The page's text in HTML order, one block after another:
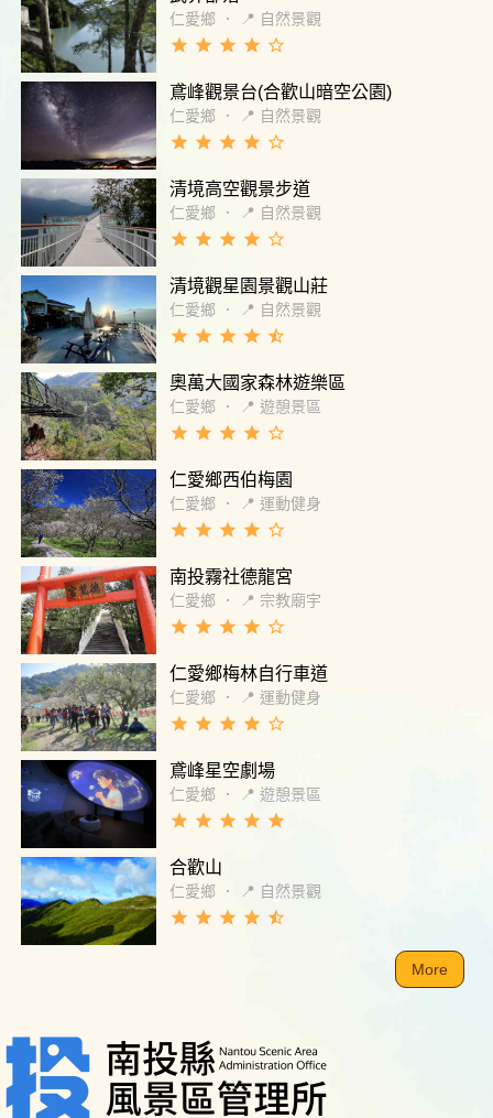
仁愛鄉 ． 📍 自然景觀
grade grade grade grade star_border
鳶峰觀景台(合歡山暗空公園)
仁愛鄉 ． 📍 自然景觀
grade grade grade grade star_border
清境高空觀景步道
仁愛鄉 ． 📍 自然景觀
grade grade grade grade star_border
清境觀星園景觀山莊
仁愛鄉 ． 📍 自然景觀
grade grade grade grade star_half
奧萬大國家森林遊樂區
仁愛鄉 ． 📍 遊憩景區
grade grade grade grade star_border
仁愛鄉西伯梅園
仁愛鄉 ． 📍 運動健身
grade grade grade grade star_border
南投霧社德龍宮
仁愛鄉 ． 📍 宗教廟宇
grade grade grade grade star_border
仁愛鄉梅林自行車道
仁愛鄉 ． 📍 運動健身
grade grade grade grade star_border
鳶峰星空劇場
仁愛鄉 ． 📍 遊憩景區
grade grade grade grade grade
合歡山
仁愛鄉 ． 📍 自然景觀
grade grade grade grade star_half
More